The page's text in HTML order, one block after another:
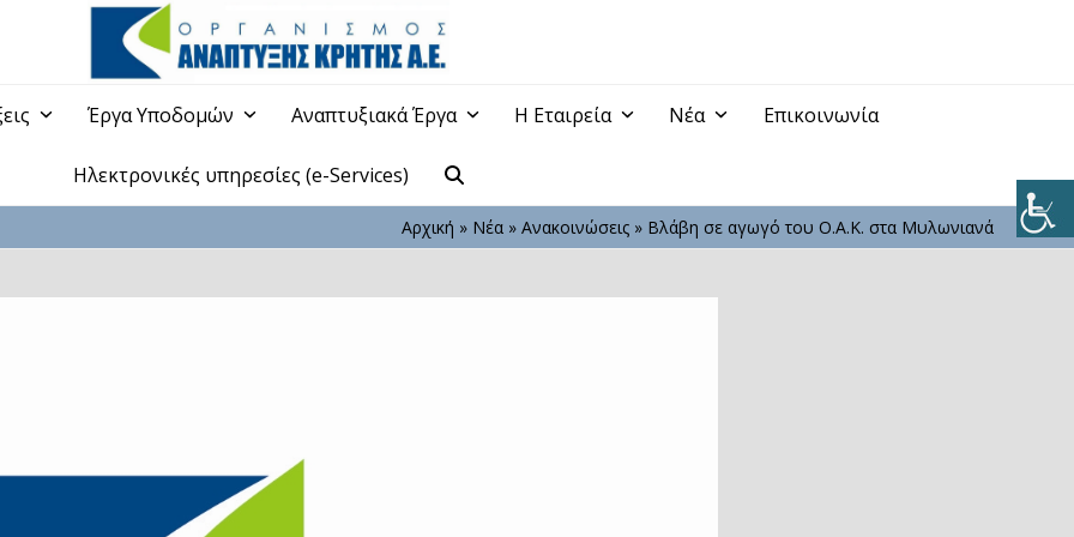
Έργα Υποδομών Αναπτυξιακά Έργα Η Εταιρεία Νέα Επικοινωνία
Ηλεκτρονικές υπηρεσίες (e-Services)
Αρχική » Νέα» Ανακοινώσεις» Βλάβη σε αγωγό του Ο.Α.Κ. στα Μυλωνιανά